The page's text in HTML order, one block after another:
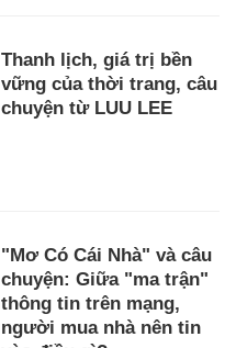
Thanh lịch, giá trị bền
vững của thời trang, câu
chuyện từ LUU LEE
"Mơ Có Cái Nhà" và câu
chuyện: Giữa "ma trận"
thông tin trên mạng,
người mua nhà nên tin